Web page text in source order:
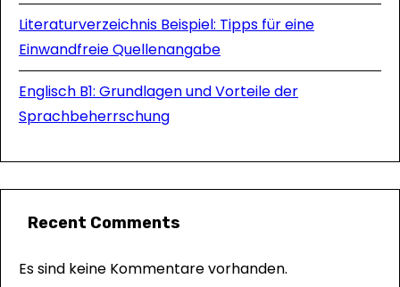
Literaturverzeichnis Beispiel: Tipps für eine
Einwandfreie Quellenangabe
Englisch B1: Grundlagen und Vorteile der
Sprachbeherrschung
Recent Comments
Es sind keine Kommentare vorhanden.